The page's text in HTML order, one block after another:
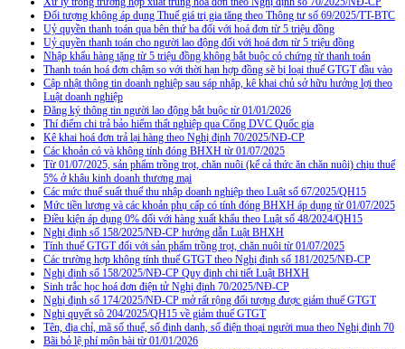
Đối tượng không áp dụng Thuế giá trị gia tăng theo Thông tư số 69/2025/TT-BTC
Uỷ quyền thanh toán qua bên thứ ba đối với hoá đơn từ 5 triệu đồng
Uỷ quyền thanh toán cho người lao động đối với hoá đơn từ 5 triệu đồng
Nhập khẩu hàng tặng từ 5 triệu đồng không bắt buộc có chứng từ thanh toán
Thanh toán hoá đơn chậm so với thời hạn hợp đồng sẽ bị loại thuế GTGT đầu vào
Cập nhật thông tin doanh nghiệp sau sáp nhập, kê khai chủ sở hữu hưởng lợi theo
Luật doanh nghiệp
Đăng ký thông tin người lao động bắt buộc từ 01/01/2026
Thí điểm chi trả bảo hiểm thất nghiệp qua Cổng DVC Quốc gia
Kê khai hoá đơn trả lại hàng theo Nghị định 70/2025/NĐ-CP
Các khoản có và không tính đóng BHXH từ 01/07/2025
Từ 01/07/2025, sản phẩm trồng trọt, chăn nuôi (kể cả thức ăn chăn nuôi) chịu thuế
5% ở khâu kinh doanh thương mại
Các mức thuế suất thuế thu nhập doanh nghiệp theo Luật số 67/2025/QH15
Mức tiền lương và các khoản phụ cấp có tính đóng BHXH áp dụng từ 01/07/2025
Điều kiện áp dụng 0% đối với hàng xuất khẩu theo Luật số 48/2024/QH15
Nghị định số 158/2025/NĐ-CP hướng dẫn Luật BHXH
Tính thuế GTGT đối với sản phẩm trồng trọt, chăn nuôi từ 01/07/2025
Các trường hợp không tính thuế GTGT theo Nghị định số 181/2025/NĐ-CP
Nghị định số 158/2025/NĐ-CP Quy định chi tiết Luật BHXH
Sinh trắc học hoá đơn điện tử Nghị định 70/2025/NĐ-CP
Nghị định số 174/2025/NĐ-CP mở rất rộng đối tượng được giảm thuế GTGT
Nghị quyết sô 204/2025/QH15 về giảm thuế GTGT
Tên, địa chỉ, mã số thuế, số định danh, số điện thoại người mua theo Nghị định 70
Bãi bỏ lệ phí môn bài từ 01/01/2026